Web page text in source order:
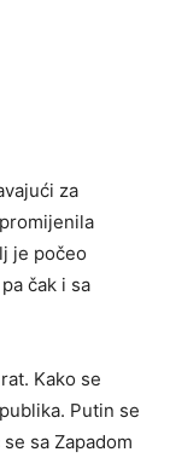
za
je počeo
čak i sa
Kako se
Putin se
sa Zapadom